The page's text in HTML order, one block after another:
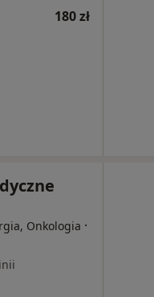
180 zł
Onkologia ·